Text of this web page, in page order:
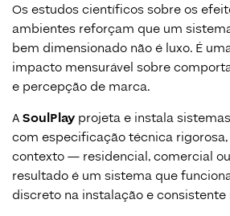
Os estudos científicos sobre os
ambientes reforçam que um
bem dimensionado não é luxo. É
impacto mensurável sobre
e percepção de marca.
ASoulPlay projeta e instala
com especificação técnica
contexto — residencial, comercial
resultado é um sistema que
discreto na instalação e consistente